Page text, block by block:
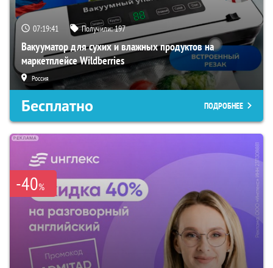
07:19:40 Получили:197
Вакууматор для сухих и влажных продуктов на
маркетплейсе Wildberries
Россия
Бесплатно ПОДРОБНЕЕ
-40%